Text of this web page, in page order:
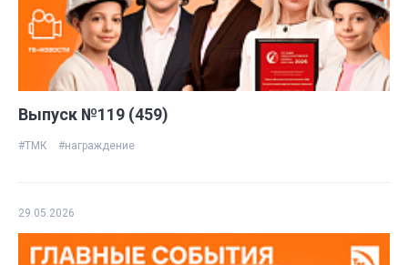
Выпуск №119 (459)
#ТМК #награждение
29.05.2026